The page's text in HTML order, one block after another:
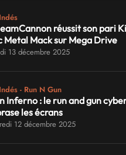
réussit son pari
Metal Mack sur Mega Drive
13 décembre 2025
- Run N Gun
Inferno : le run and gun
les écrans
12 décembre 2025